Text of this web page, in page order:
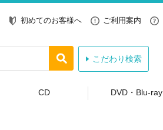
初めてのお客様へ ご利用案内
こだわり検索
CD DVD・Blu-ray